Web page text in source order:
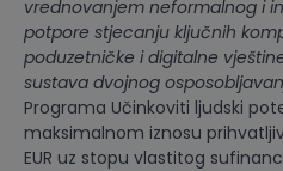
vrednovanjem neformalnog i
potpore stjecanju ključnih
poduzetničke i digitalne
sustava dvojnog
Programa Učinkoviti ljudski
maksimalnom iznosu
EUR uz stopu vlastitog